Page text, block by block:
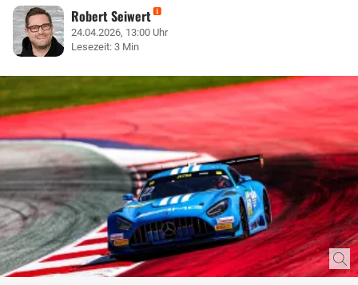
Robert Seiwert
24.04.2026, 13:00 Uhr
Lesezeit: 3 Min